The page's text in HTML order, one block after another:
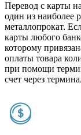
Перевод с карты
один из наиболее
металлопрокат.
карты любого
которому
оплаты товара
при помощи
счет через